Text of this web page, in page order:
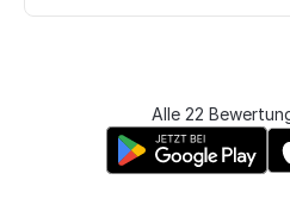
Alle 22